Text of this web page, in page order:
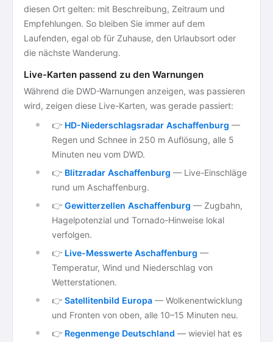
diesen Ort gelten: mit Beschreibung, Zeitraum und
Empfehlungen. So bleiben Sie immer auf dem
Laufenden, egal ob für Zuhause, den Urlaubsort oder
die nächste Wanderung.
Live-Karten passend zu den Warnungen
Während die DWD-Warnungen anzeigen, was passieren
wird, zeigen diese Live-Karten, was gerade passiert:
👉 HD-Niederschlagsradar Aschaffenburg —
Regen und Schnee in 250 m Auflösung, alle 5
Minuten neu vom DWD.
👉 Blitzradar Aschaffenburg — Live-Einschläge
rund um Aschaffenburg.
👉 Gewitterzellen Aschaffenburg — Zugbahn,
Hagelpotenzial und Tornado-Hinweise lokal
verfolgen.
👉 Live-Messwerte Aschaffenburg —
Temperatur, Wind und Niederschlag von
Wetterstationen.
👉 Satellitenbild Europa — Wolkenentwicklung
und Fronten von oben, alle 10–15 Minuten neu.
👉 Regenmenge Deutschland — wieviel hat es